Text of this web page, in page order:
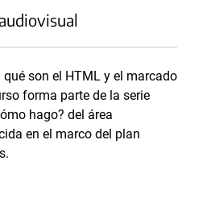
qué son el HTML y el marcado
forma parte de la serie
hago? del área
en el marco del plan